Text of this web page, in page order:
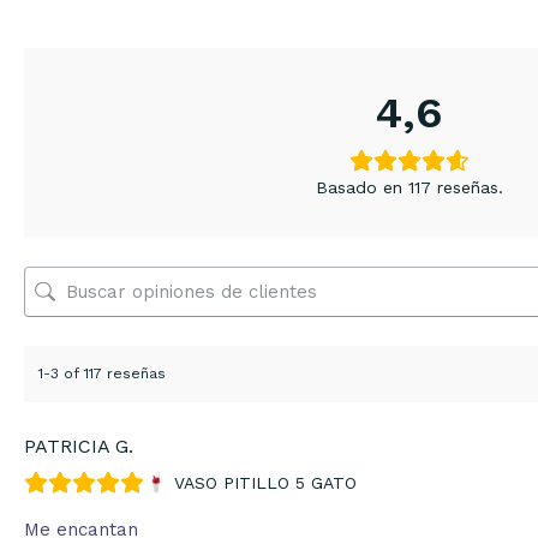
4,6
Basado en 117 reseñas.
1-3 of 117 reseñas
PATRICIA G.
VASO PITILLO 5 GATO
Me encantan